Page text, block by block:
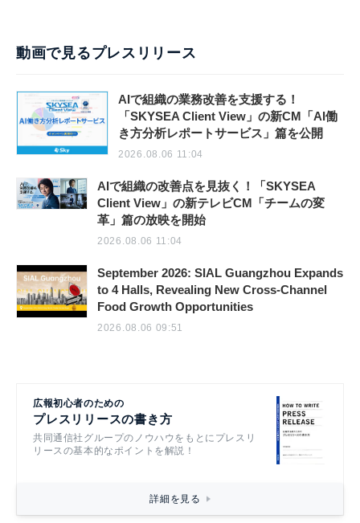
動画で見るプレスリリース
AIで組織の業務改善を支援する！
「SKYSEA Client View」の新CM「AI働
き方分析レポートサービス」篇を公開
2026.08.06 11:04
AIで組織の改善点を見抜く！「SKYSEA
Client View」の新テレビCM「チームの変
革」篇の放映を開始
2026.08.06 11:04
September 2026: SIAL Guangzhou Expands
to 4 Halls, Revealing New Cross-Channel
Food Growth Opportunities
2026.08.06 09:51
広報初心者のための
プレスリリースの書き方
共同通信社グループのノウハウをもとにプレスリ
リースの基本的なポイントを解説！
詳細を見る